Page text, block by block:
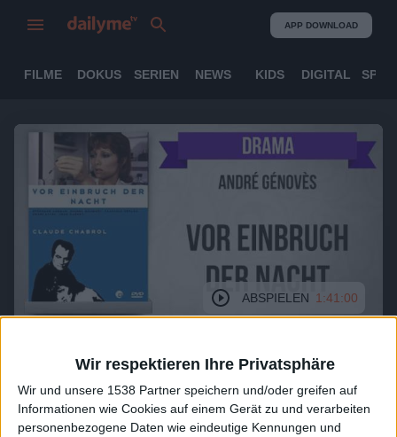
Wir respektieren Ihre Privatsphäre
Wir und unsere 1538 Partner speichern und/oder greifen auf
Informationen wie Cookies auf einem Gerät zu und verarbeiten
personenbezogene Daten wie eindeutige Kennungen und
APP DOWNLOAD
FILME DOKUS SERIEN NEWS KIDS DIGITAL
ABSPIELEN 1:41:00
Vor Einbruch der Nacht
Kompletter Film